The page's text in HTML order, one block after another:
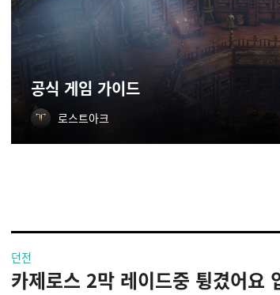
공식 게임 가이드
로스트아크
던전
카제로스 2막 레이드중 튕겼어요